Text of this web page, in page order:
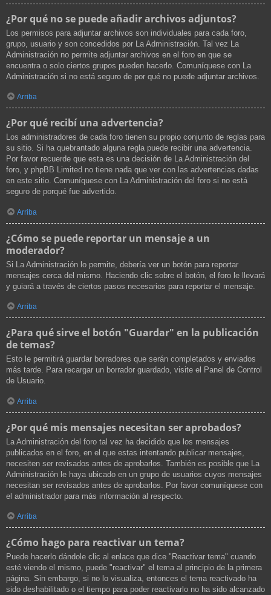
¿Por qué no se puede añadir archivos adjuntos?
Los permisos para adjuntar archivos son individuales para cada foro,
grupo, usuario y son concedidos por La Administración. Tal vez La
Administración no permite adjuntar archivos en el foro en que se
encuentra o solo ciertos grupos pueden hacerlo. Comuníquese con La
Administración si no está seguro de por qué no puede adjuntar archivos.
Arriba
¿Por qué recibí una advertencia?
Los administradores de cada foro tienen su propio conjunto de reglas para
su sitio. Si ha quebrantado alguna regla puede recibir una advertencia.
Por favor recuerde que esta es una decisión de La Administración del
foro, y phpBB Limited no tiene nada que ver con las advertencias dadas
en este sitio. Comuníquese con La Administración del foro si no está
seguro de porqué fue advertido.
Arriba
¿Cómo se puede reportar un mensaje a un
moderador?
Si La Administración lo permite, debería ver un botón para reportar
mensajes cerca del mismo. Haciendo clic sobre el botón, el foro le llevará
y guiará a través de ciertos pasos necesarios para reportar el mensaje.
Arriba
¿Para qué sirve el botón "Guardar" en la publicación
de temas?
Esto le permitirá guardar borradores que serán completados y enviados
más tarde. Para recargar un borrador guardado, visite el Panel de Control
de Usuario.
Arriba
¿Por qué mis mensajes necesitan ser aprobados?
La Administración del foro tal vez ha decidido que los mensajes
publicados en el foro, en el que estas intentando publicar mensajes,
necesiten ser revisados antes de aprobarlos. También es posible que La
Administración le haya ubicado en un grupo de usuarios cuyos mensajes
necesitan ser revisados antes de aprobarlos. Por favor comuníquese con
el administrador para más información al respecto.
Arriba
¿Cómo hago para reactivar un tema?
Puede hacerlo dándole clic al enlace que dice "Reactivar tema" cuando
esté viendo el mismo, puede "reactivar" el tema al principio de la primera
página. Sin embargo, si no lo visualiza, entonces el tema reactivado ha
sido deshabilitado o el tiempo para poder reactivarlo no ha sido alcanzado